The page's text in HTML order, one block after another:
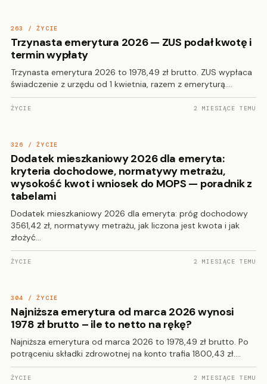
263 / ŻYCIE
Trzynasta emerytura 2026 — ZUS podał kwotę i
termin wypłaty
Trzynasta emerytura 2026 to 1978,49 zł brutto. ZUS wypłaca
świadczenie z urzędu od 1 kwietnia, razem z emeryturą.…
ŻYCIE 2 MIESIĄCE TEMU
326 / ŻYCIE
Dodatek mieszkaniowy 2026 dla emeryta:
kryteria dochodowe, normatywy metrażu,
wysokość kwot i wniosek do MOPS — poradnik z
tabelami
Dodatek mieszkaniowy 2026 dla emeryta: próg dochodowy
3561,42 zł, normatywy metrażu, jak liczona jest kwota i jak
złożyć…
ŻYCIE 2 MIESIĄCE TEMU
304 / ŻYCIE
Najniższa emerytura od marca 2026 wynosi
1978 zł brutto – ile to netto na rękę?
Najniższa emerytura od marca 2026 to 1978,49 zł brutto. Po
potrąceniu składki zdrowotnej na konto trafia 1800,43 zł.…
ŻYCIE 2 MIESIĄCE TEMU